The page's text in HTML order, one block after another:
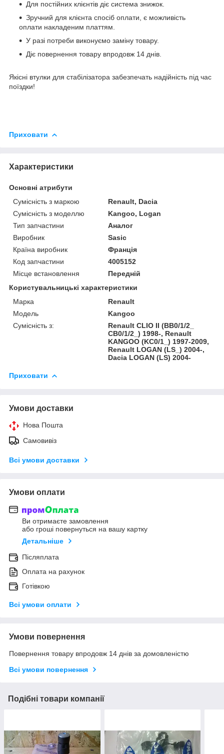
Для постійних клієнтів діє система знижок.
Зручний для клієнта спосіб оплати, є можливість
оплати накладеним платтям.
У разі потреби виконуємо заміну товару.
Діє повернення товару впродовж 14 днів.
Якісні втулки для стабілізатора забезпечать надійність під час
поїздки!
Приховати
Характеристики
Основні атрибути
Сумісність з маркою
Renault, Dacia
Сумісність з моделлю
Kangoo, Logan
Тип запчастини
Аналог
Виробник
Sasic
Країна виробник
Франція
Код запчастини
4005152
Місце встановлення
Передній
Користувальницькі характеристики
Марка
Renault
Модель
Kangoo
Сумісність з:
Renault CLIO II (BB0/1/2_
CB0/1/2_) 1998-, Renault
KANGOO (KC0/1_) 1997-2009,
Renault LOGAN (LS_) 2004-,
Dacia LOGAN (LS) 2004-
Приховати
Умови доставки
Нова Пошта
Самовивіз
Всі умови доставки
Умови оплати
Ви отримаєте замовлення
або гроші повернуться на вашу картку
Детальніше
Післяплата
Оплата на рахунок
Готівкою
Всі умови оплати
Умови повернення
Повернення товару впродовж 14 днів за домовленістю
Всі умови повернення
Подібні товари компанії